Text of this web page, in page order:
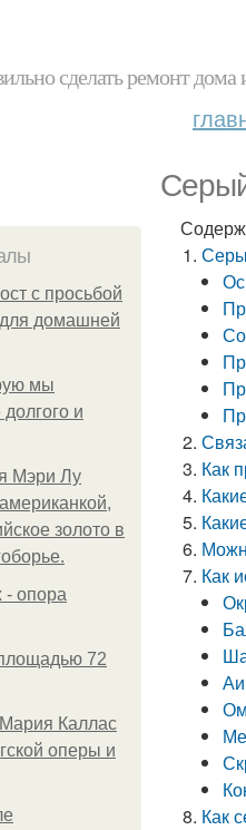
сделать ремонт
с просьбой
домашней
мы
и
Мэри Лу
золото в
- опора
72
Каллас
оперы и
Как
Как
Как